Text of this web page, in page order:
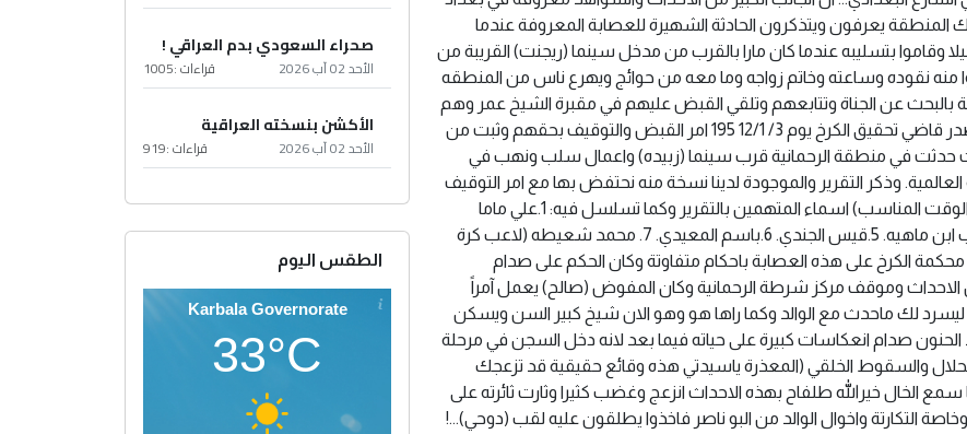
يعرفون ويتذكرون الحادثة الشهيرة للعصابة المعروفة عندما
وقاموا بتسليبه عندما كان مارا بالقرب من مدخل سينما (ريجنت) القريبة من
منه نقوده وساعته وخاتم زواجه وما معه من حوائج ويهرع ناس من المنطقه
بالبحث عن الجناة وتتابعهم وتلقي القبض عليهم في مقبرة الشيخ عمر وهم
كانو يتعاطون الخمره والمخدرات واشياء اخرى وعندها اصدر قاضي تحقيق الكرخ يوم 3/ 12/1 195 امر القبض والتوقيف بحقهم وثبت من
حدثت في منطقة الرحمانية قرب سينما (زبيده) واعمال سلب ونهب في
وذكر التقرير والموجودة لدينا نسخة منه نحتفض بها مع امر التوقيف
من قاضي التحقيق لمنطقة الكرخ (سوف ياتي نشره في الوقت المناسب) اسماء المتهمين بالتقرير وكما تسلسل فيه: 1.علي ماما
(رئيس العصابة) 2. خالد دونكي. 3.حمودي الأقجم. 4. طالب ابن ماهيه. 5.قيس الجندي. 6.باسم المعيدي. 7. محمد شعيطه (لاعب كرة
الكرخ على هذه العصابة باحكام متفاوتة وكان الحكم على صدام
وموقف مركز شرطة الرحمانية وكان المفوض (صالح) يعمل آمراً
لك ماحدث مع الوالد وكما راها هو وهو الان شيخ كبير السن ويسكن
الحنون صدام انعكاسات كبيرة على حياته فيما بعد لانه دخل السجن في مرحلة
والسقوط الخلقي (المعذرة ياسيدتي هذه وقائع حقيقية قد تزعجك
الخال خيرالله طلفاح بهذه الاحداث انزعج وغضب كثيرا وثارت ثائرته على
التكارتة واخوال الوالد من البو ناصر فاخذوا يطلقون عليه لقب (دوحي)...!
صحراء السعودي بدم العراقي !
الأحد 02 آب 2026 قراءات :1005
الأكشن بنسخته العراقية
الأحد 02 آب 2026 قراءات :919
الطقس اليوم
Karbala Governorate
33°C